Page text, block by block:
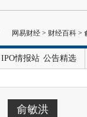
网易财经 > 财经百科 >
IPO情报站 公告精选
俞敏洪